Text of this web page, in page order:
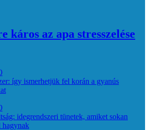
káros az apa stresszelése
így ismerhetjük fel korán a gyanús
idegrendszeri tünetek, amiket sokan